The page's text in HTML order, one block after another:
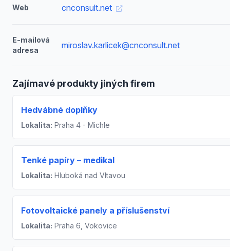
Web cnconsult.net
E-mailová
adresa
miroslav.karlicek@cnconsult.net
Zajímavé produkty jiných firem
Hedvábné doplňky
Lokalita: Praha 4 - Michle
Tenké papíry – medikal
Lokalita: Hluboká nad Vltavou
Fotovoltaické panely a příslušenství
Lokalita: Praha 6, Vokovice